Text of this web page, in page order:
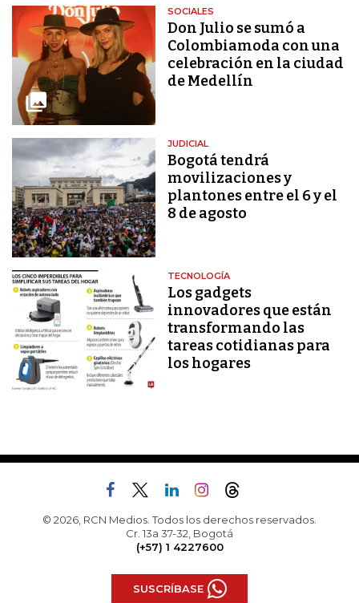
SOCIALES
Don Julio se sumó a
Colombiamoda con una
celebración en la ciudad
de Medellín
JUDICIAL
Bogotá tendrá
movilizaciones y
plantones entre el 6 y el
8 de agosto
TECNOLOGÍA
Los gadgets
innovadores que están
transformando las
tareas cotidianas para
los hogares
© 2026, RCN Medios. Todos los derechos reservados.
Cr. 13a 37-32, Bogotá
(+57) 1 4227600
SUSCRÍBASE